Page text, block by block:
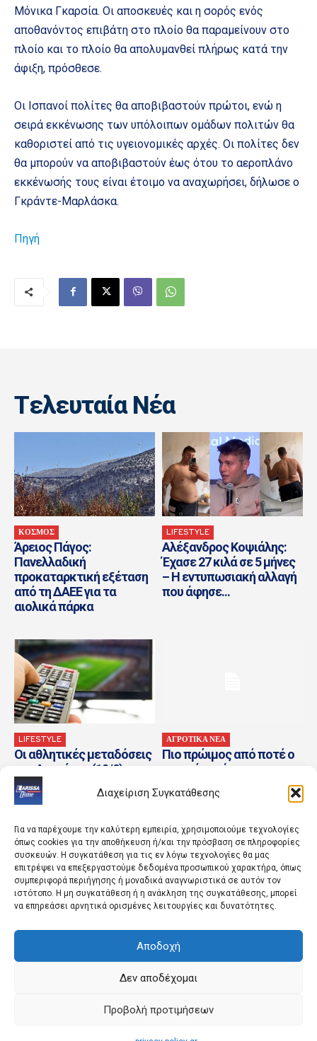
Διαχείριση Συγκατάθεσης
Για να παρέχουμε την καλύτερη εμπειρία, χρησιμοποιούμε τεχνολογίες
όπως cookies για την αποθήκευση ή/και την πρόσβαση σε πληροφορίες
συσκευών. Η συγκατάθεση για τις εν λόγω τεχνολογίες θα μας
επιτρέψει να επεξεργαστούμε δεδομένα προσωπικού χαρακτήρα, όπως
συμπεριφορά περιήγησης ή μοναδικά αναγνωριστικά σε αυτόν τον
ιστότοπο. Η μη συγκατάθεση ή η ανάκληση της συγκατάθεσης, μπορεί
να επηρεάσει αρνητικά ορισμένες λειτουργίες και δυνατότητες.
Αποδοχή
Δεν αποδέχομαι
Προβολή προτιμήσεων
Μόνικα Γκαρσία. Οι αποσκευές και η σορός ενός
αποθανόντος επιβάτη στο πλοίο θα παραμείνουν στο
πλοίο και το πλοίο θα απολυμανθεί πλήρως κατά την
άφιξη, πρόσθεσε.
Οι Ισπανοί πολίτες θα αποβιβαστούν πρώτοι, ενώ η
σειρά εκκένωσης των υπόλοιπων ομάδων πολιτών θα
καθοριστεί από τις υγειονομικές αρχές. Οι πολίτες δεν
θα μπορούν να αποβιβαστούν έως ότου το αεροπλάνο
εκκένωσής τους είναι έτοιμο να αναχωρήσει, δήλωσε ο
Γκράντε-Μαρλάσκα.
Πηγή
Tελευταία Nέα
ΚΟΣΜΟΣ
Άρειος Πάγος:
Πανελλαδική
προκαταρκτική εξέταση
από τη ΔΑΕΕ για τα
αιολικά πάρκα
LIFESTYLE
Αλέξανδρος Κοψιάλης:
Έχασε 27 κιλά σε 5 μήνες
– Η εντυπωσιακή αλλαγή
που άφησε...
LIFESTYLE
Οι αθλητικές μεταδόσεις
της Δευτέρας (10/8) –
Στίβος και φιλικά ματς
στο σημερινό
ΑΓΡΟΤΙΚΑ ΝΕΑ
Πιο πρώιμος από ποτέ ο
φετινός τρύγος στο
Μπορντό
SSIFF 2026: Ο Βέρνερ
Χέρτσογκ τιμάται στο Σαν
Βραβείο Donostia
ΚΟΣΜΟΣ
Ιράν σε Τραμπ: Είμαστε
επαγγελματίες